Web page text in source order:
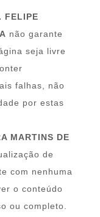
FELIPE
não garante
seja livre
falhas, não
por estas
MARTINS DE
de
com nenhuma
o conteúdo
ou completo.